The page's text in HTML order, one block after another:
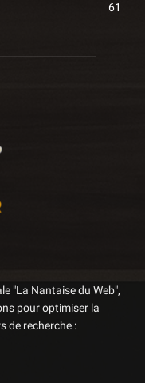
61
"La Nantaise du Web",
pour optimiser la
de recherche :